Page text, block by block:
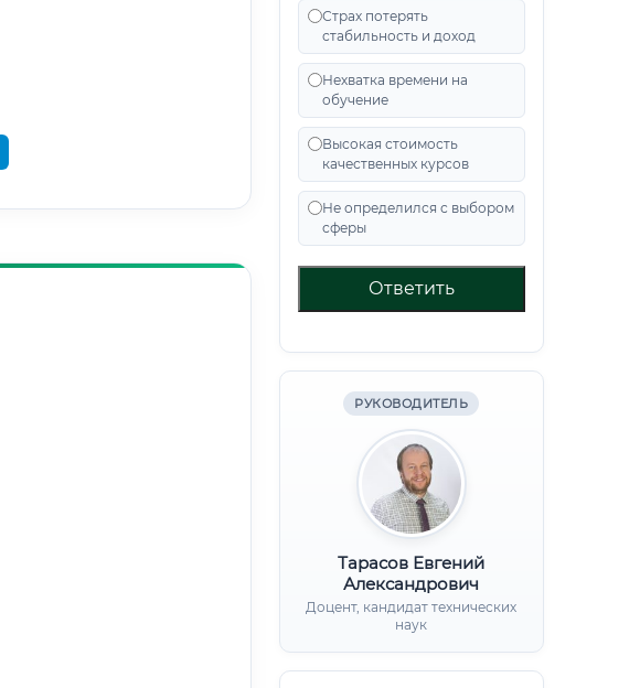
Страх потерять
стабильность и доход
Нехватка времени на
обучение
Высокая стоимость
качественных курсов
Не определился с выбором
сферы
Ответить
РУКОВОДИТЕЛЬ
Тарасов Евгений
Александрович
Доцент, кандидат технических
наук